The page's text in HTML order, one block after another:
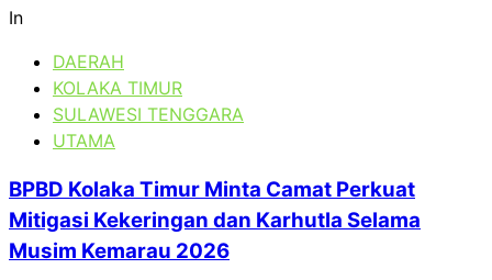
In
DAERAH
KOLAKA TIMUR
SULAWESI TENGGARA
UTAMA
BPBD Kolaka Timur Minta Camat Perkuat
Mitigasi Kekeringan dan Karhutla Selama
Musim Kemarau 2026